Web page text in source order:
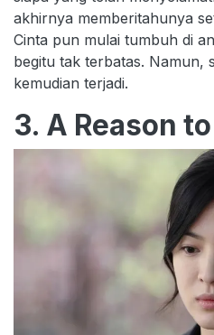
akhirnya memberitahunya
Cinta pun mulai tumbuh di
begitu tak terbatas. Namun,
kemudian terjadi.
3. A Reason